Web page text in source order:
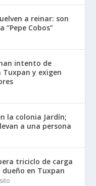
a reinar: son
“Pepe Cobos”
intento de
Tuxpan y exigen
la colonia Jardín;
a una persona
triciclo de carga
en Tuxpan